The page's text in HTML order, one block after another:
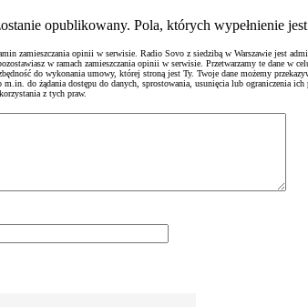
opublikowany. Pola, których wypełnienie
zamieszczania opinii w serwisie. Radio Sovo z siedzibą w Warszawie jest
w ramach zamieszczania opinii w serwisie. Przetwarzamy te dane w
do wykonania umowy, której stroną jest Ty. Twoje dane możemy
m.in. do żądania dostępu do danych, sprostowania, usunięcia lub ograniczenia
z tych praw.